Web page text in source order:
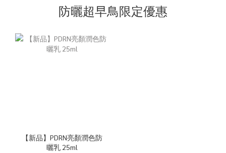
防曬超早鳥限定優惠
【新品】PDRN亮顏潤色防
曬乳 25ml